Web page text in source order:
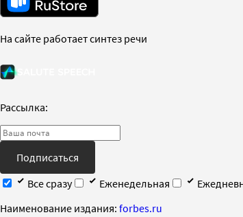
На сайте работает синтез речи
Рассылка:
Подписаться
Все сразу
Еженедельная
Наименование издания: forbes.ru